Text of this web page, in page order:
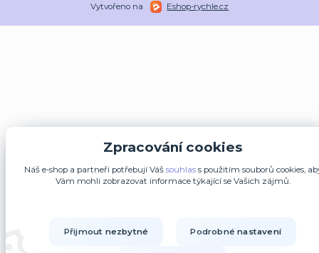
Vytvořeno na
Eshop-rychle.cz
Zpracování cookies
Náš e-shop a partneři potřebují Váš souhlass použitím souborů cookies,
Vám mohli zobrazovat informace týkající se Vašich zájmů.
Přijmout nezbytné Podrobné nastavení